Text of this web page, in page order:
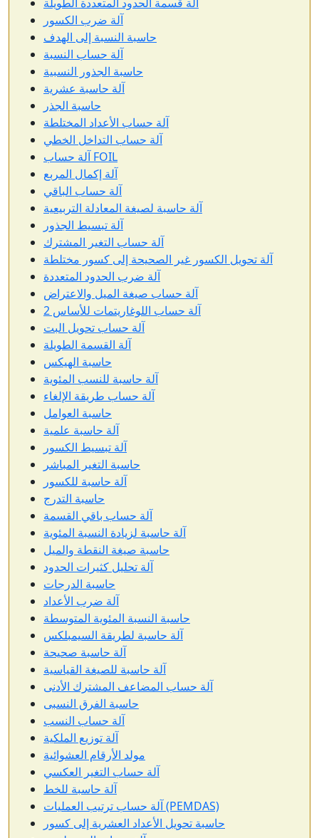
آلة ضرب الكسور
حاسبة النسبة إلى الهدف
آلة حساب النسبة
حاسبة الجذور النسبية
آلة حاسبة عشرية
حاسبة الجذر
آلة حساب الأعداد المختلطة
آلة حساب التداخل الخطي
آلة حساب FOIL
آلة إكمال المربع
آلة حساب الباقي
آلة حاسبة لصيغة المعادلة التربيعية
آلة تبسيط الجذور
آلة حساب التغير المشترك
آلة تحويل الكسور غير الصحيحة إلى كسور مختلطة
آلة ضرب الحدود المتعددة
آلة حساب صيغة الميل والاعتراض
آلة حساب اللوغاريتمات للأساس 2
آلة حساب تحويل البت
آلة القسمة الطويلة
حاسبة الهيكس
آلة حاسبة للنسب المئوية
آلة حساب طريقة الإلغاء
حاسبة العوامل
آلة حاسبة علمية
آلة تبسيط الكسور
حاسبة التغير المباشر
آلة حاسبة للكسور
حاسبة التدرج
آلة حساب باقي القسمة
آلة حاسبة لزيادة النسبة المئوية
حاسبة صيغة النقطة والميل
آلة تحليل كثيرات الحدود
حاسبة الدرجات
آلة ضرب الأعداد
حاسبة النسبة المئوية المتوسطة
آلة حاسبة لطريقة السيمبلكس
آلة حاسبة صحيحة
آلة حاسبة للصيغة القياسية
آلة حساب المضاعف المشترك الأدنى
حاسبة الفرق النسبى
آلة حساب النسب
آلة توزيع الملكية
مولد الأرقام العشوائية
آلة حساب التغير العكسي
آلة حاسبة للخط
آلة حساب ترتيب العمليات (PEMDAS)
حاسبة تحويل الأعداد العشرية إلى كسور